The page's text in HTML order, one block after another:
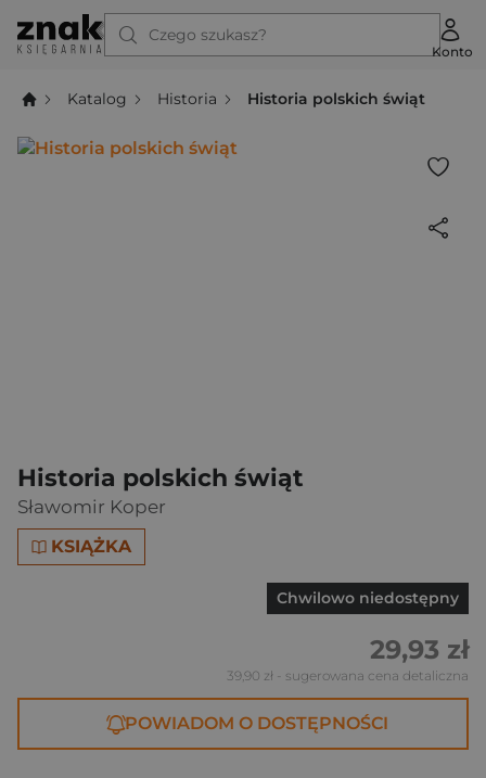
Czego szukasz?
Konto
Katalog Historia Historia polskich świąt
Historia polskich świąt
Sławomir Koper
KSIĄŻKA
Chwilowo niedostępny
29,93 zł
39,90 zł - sugerowana cena detaliczna
POWIADOM O DOSTĘPNOŚCI